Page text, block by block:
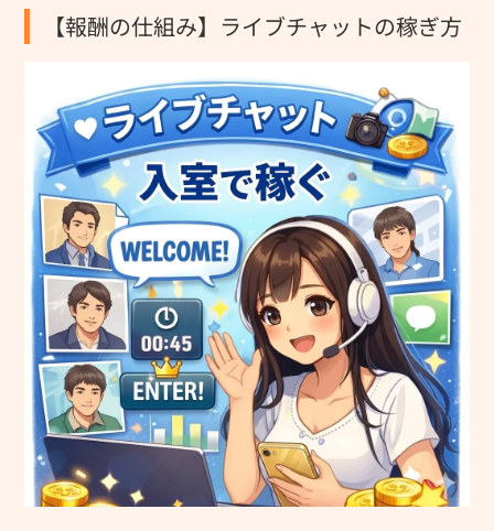
【報酬の仕組み】ライブチャットの稼ぎ方